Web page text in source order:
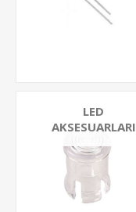
LED
AKSESUARLARI